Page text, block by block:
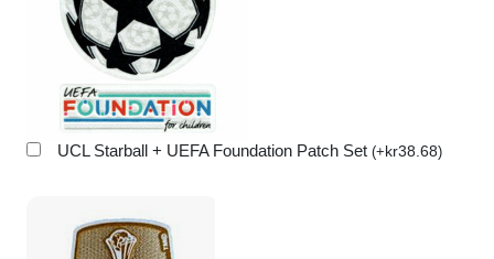
UCL Starball + UEFA Foundation Patch Set (+kr38.68)